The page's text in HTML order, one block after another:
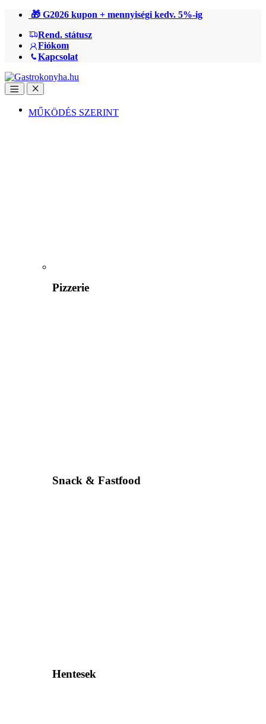
Ugrás
navigációhoz
Ugrás
tartalomra
🎁 G2026 kupon + mennyiségi kedv. 5%-ig
Rend. státusz
Fiókom
Kapcsolat
Open Close
MŰKÖDÉS SZERINT
Pizzerie
Snack & Fastfood
Hentesek